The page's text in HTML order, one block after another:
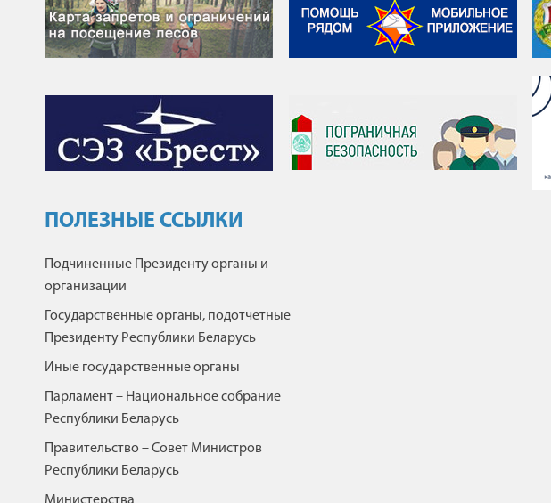
ПОЛЕЗНЫЕ ССЫЛКИ
Подчиненные Президенту органы и
организации
Государственные органы, подотчетные
Президенту Республики Беларусь
Иные государственные органы
Парламент – Национальное собрание
Республики Беларусь
Правительство – Совет Министров
Республики Беларусь